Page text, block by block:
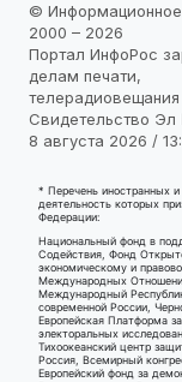
© Информационное
2000 – 2026
Портал ИнфоРос
делам печати,
Свидетельство Эл
8 августа 2026 /